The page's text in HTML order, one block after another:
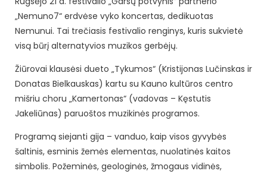
„Nemuno7“ erdvėse vyko koncertas, dedikuotas
Nemunui. Tai trečiasis festivalio renginys, kuris sukvietė
visą būrį alternatyvios muzikos gerbėjų.
Žiūrovai klausėsi dueto „Tykumos“ (Kristijonas Lučinskas ir
Donatas Bielkauskas) kartu su Kauno kultūros centro
mišriu choru „Kamertonas“ (vadovas – Kęstutis
Jakeliūnas) paruoštos muzikinės programos.
Programą siejanti gija – vanduo, kaip visos gyvybės
šaltinis, esminis žemės elementas, nuolatinės kaitos
simbolis. Požeminės, geologinės, žmogaus vidinės,